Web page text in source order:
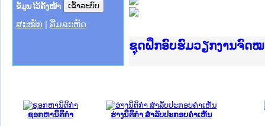
ຂໍ້ມູນໄວ້ຄັ້ງໜ້າ
ສະໝັກ ລືມລະຫັດ
Ministry of Justice Lao
ເຜີຍແຜ່ວັບໄຊຈົດໝາຍເຫດ
ກະຊວງຍຸຕິທຳ
ຊຸດຝຶກອົບຮົມວຽກງານຈົດໝ
ກອງປະຊຸມທົບທວນຄືນການ
ຝຶກອົບຮົມ ຜູ່ປະສານງານວ
ຝຶກອົບຮົມ ຜູ່ປະສານງານວ
ເຜີຍແຜ່ແອັບກົດໝາຍລາວ
ເຜີຍແຜ່ແອັບກົດໝາຍລາວ
ຍົກລະດັບວຽກງານຈົດໝາຍ
ຊຸດຝຶກອົບຮົມວຽກງານຈົດໝ
ຊອກຫານິຕິກໍາ ຮ່າງນິຕິກໍາ ສໍາລັບປະກອບຄໍາເຫັນ